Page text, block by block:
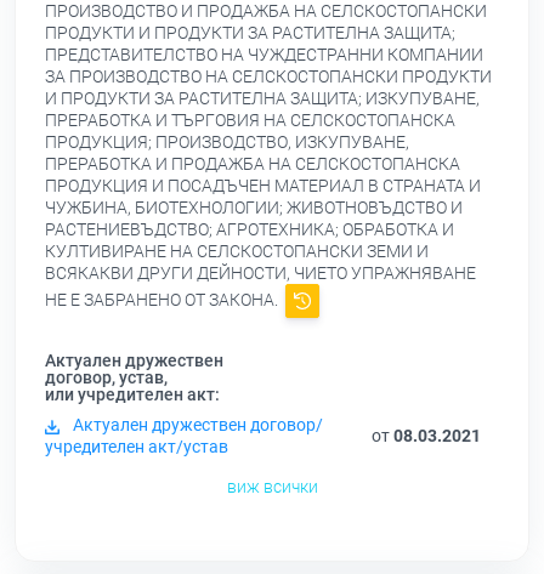
ПРОИЗВОДСТВО И ПРОДАЖБА НА СЕЛСКОСТОПАНСКИ
ПРОДУКТИ И ПРОДУКТИ ЗА РАСТИТЕЛНА ЗАЩИТА;
ПРЕДСТАВИТЕЛСТВО НА ЧУЖДЕСТРАННИ КОМПАНИИ
ЗА ПРОИЗВОДСТВО НА СЕЛСКОСТОПАНСКИ ПРОДУКТИ
И ПРОДУКТИ ЗА РАСТИТЕЛНА ЗАЩИТА; ИЗКУПУВАНЕ,
ПРЕРАБОТКА И ТЪРГОВИЯ НА СЕЛСКОСТОПАНСКА
ПРОДУКЦИЯ; ПРОИЗВОДСТВО, ИЗКУПУВАНЕ,
ПРЕРАБОТКА И ПРОДАЖБА НА СЕЛСКОСТОПАНСКА
ПРОДУКЦИЯ И ПОСАДЪЧЕН МАТЕРИАЛ В СТРАНАТА И
ЧУЖБИНА, БИОТЕХНОЛОГИИ; ЖИВОТНОВЪДСТВО И
РАСТЕНИЕВЪДСТВО; АГРОТЕХНИКА; ОБРАБОТКА И
КУЛТИВИРАНЕ НА СЕЛСКОСТОПАНСКИ ЗЕМИ И
ВСЯКАКВИ ДРУГИ ДЕЙНОСТИ, ЧИЕТО УПРАЖНЯВАНЕ
НЕ Е ЗАБРАНЕНО ОТ ЗАКОНА.
Актуален дружествен
договор, устав,
или учредителен акт:
Актуален дружествен договор/
учредителен акт/устав
от08.03.2021
виж всички